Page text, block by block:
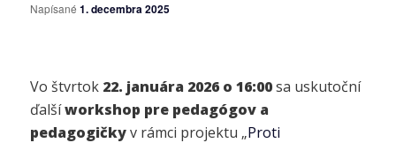
Napísané1. decembra 2025
Vo štvrtok 22. januára 2026 o 16:00sa uskutoční
ďalšíworkshop pre pedagógov a
pedagogičkyv rámci projektu „Proti